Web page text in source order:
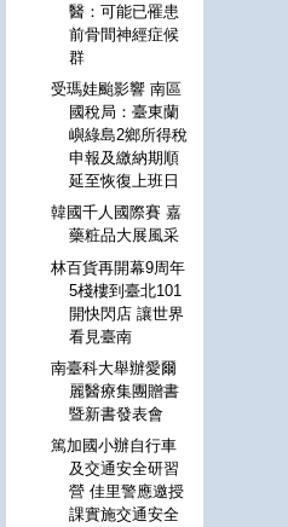
醫：可能已罹患
前骨間神經症候
群
受瑪娃颱影響 南區
國稅局：臺東蘭
嶼綠島2鄉所得稅
申報及繳納期順
延至恢復上班日
韓國千人國際賽 嘉
藥粧品大展風采
林百貨再開幕9周年
5棧樓到臺北101
開快閃店 讓世界
看見臺南
南臺科大舉辦愛爾
麗醫療集團贈書
暨新書發表會
篤加國小辦自行車
及交通安全研習
營 佳里警應邀授
課實施交通安全